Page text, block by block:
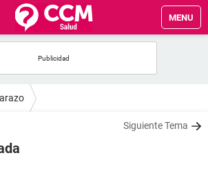
MENU
Siguiente Tema